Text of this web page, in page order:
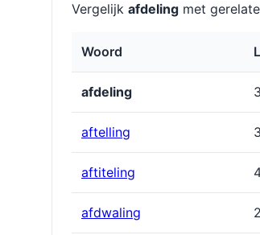
Vergelijk afdeling met
Woord
afdeling 3
aftelling 3
aftiteling
afdwaling 2